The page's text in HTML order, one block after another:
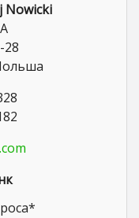
Nowicki
28
*